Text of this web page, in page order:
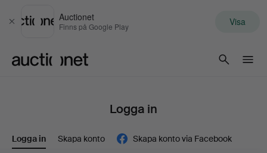
Stäng
Auctionet
Finns på Google Play Visa
Logga in
Logga in Skapa konto Skapa konto via Facebook